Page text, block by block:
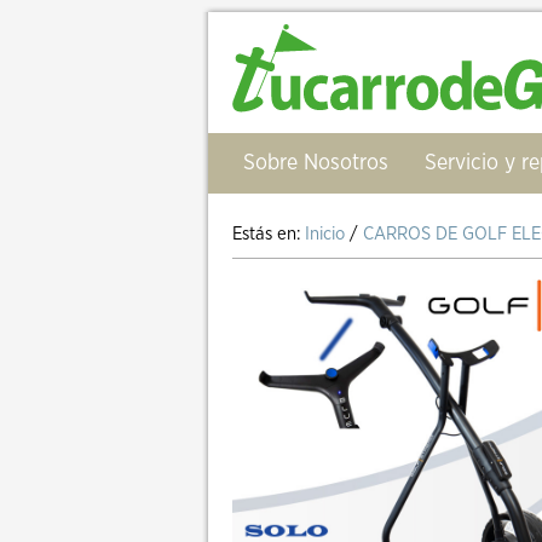
Sobre Nosotros Servicio y
Estás en: Inicio / CARROS DE GOLF